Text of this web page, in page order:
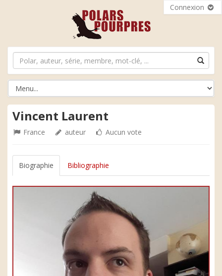
Connexion
Vincent Laurent
France auteur Aucun vote
Biographie Bibliographie